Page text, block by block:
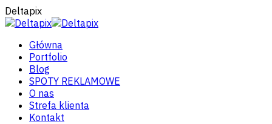
Deltapix
Główna
Portfolio
Blog
SPOTY REKLAMOWE
O nas
Strefa klienta
Kontakt